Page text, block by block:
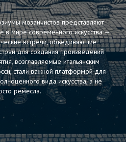
мозаичистов представляют
в мире современного искусства —
встречи, объединяющие
для создания произведений
возглавляемые итальянским
стали важной платформой для
вида искусства, а не
ремесла.